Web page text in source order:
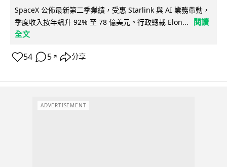
SpaceX 公佈最新第二季業績，受惠 Starlink 與 AI 業務帶動，
季度收入按年飆升 92% 至 78 億美元。行政總裁 Elon...
閱讀
全文
54 5 ↗ 分享
ADVERTISEMENT